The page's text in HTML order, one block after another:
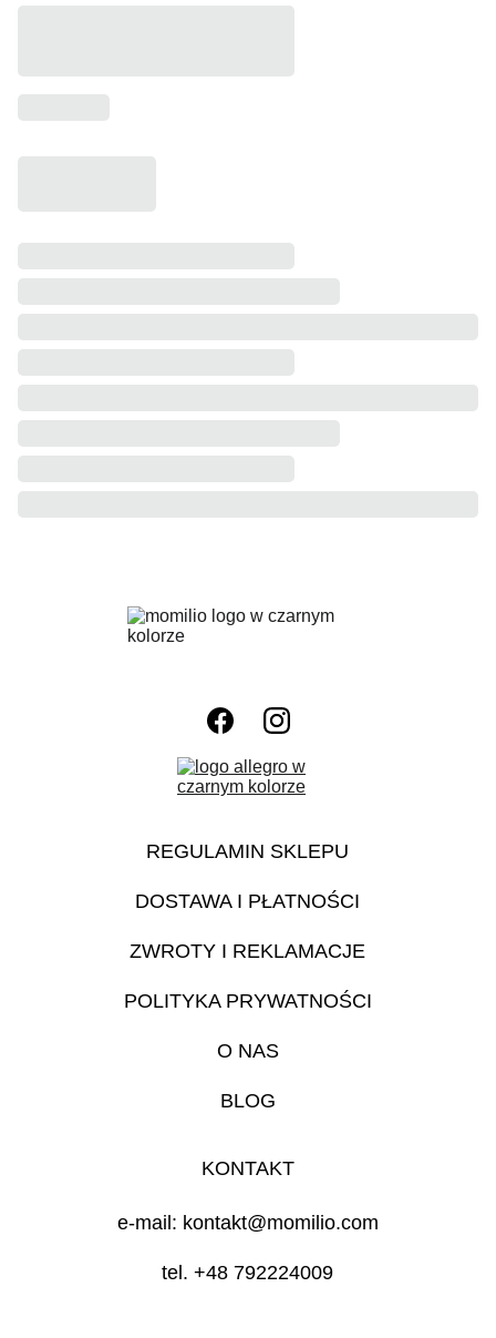
REGULAMIN SKLEPU
POLITYKA PRYWATNOŚCI
ZWROTY I REKLAMACJE
DOSTAWA I PŁATNOŚCI
e-mail: kontakt@momilio.com
tel. +48 792224009
O NAS
BLOG
KONTAKT